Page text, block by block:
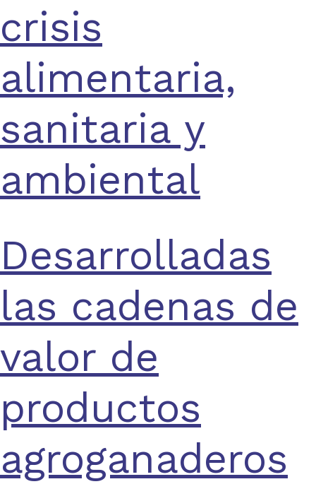
crisis
alimentaria,
sanitaria y
ambiental
Desarrolladas
las cadenas de
valor de
productos
agroganaderos